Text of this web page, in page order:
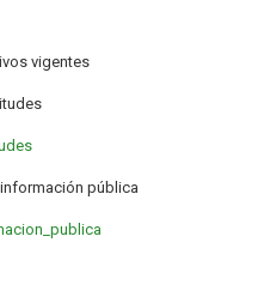
vigentes
pública